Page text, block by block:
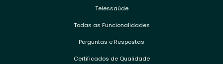
Telessaúde
Todas as Funcionalidades
Perguntas e Respostas
Certificados de Qualidade